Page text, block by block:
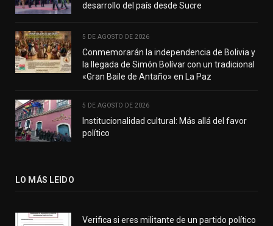
desarrollo del país desde Sucre
5 DE AGOSTO DE 2026
Conmemorarán la independencia de Bolivia y
la llegada de Simón Bolívar con un tradicional
«Gran Baile de Antaño» en La Paz
5 DE AGOSTO DE 2026
Institucionalidad cultural: Más allá del favor
político
LO MÁS LEIDO
Verifica si eres militante de un partido político